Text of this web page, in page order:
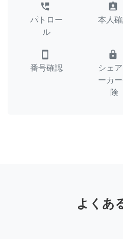
perm_phone_msg
パトロー
ル
assignment_ind
本人
smartphone
番号確認
lock
シェ
ーカ
険
よくあ